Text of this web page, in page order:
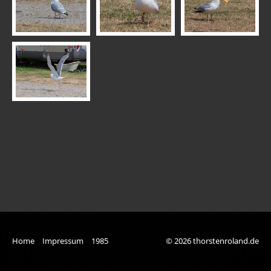
Lämmer
Libelle
Frisbee
Möwe
Weißstorch
Home Impressum 1985 © 2026 thorstenroland.de